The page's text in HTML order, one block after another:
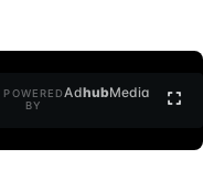
POWERED
BY
AdhubMedia